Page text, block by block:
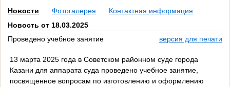
Новости Фотогалерея
Контактная информация
Новость от 18.03.2025
Проведено учебное занятие
версия для печати
13 марта 2025 года в Советском районном суде города
Казани для аппарата суда проведено учебное занятие,
посвященное вопросам по изготовлению и оформлению